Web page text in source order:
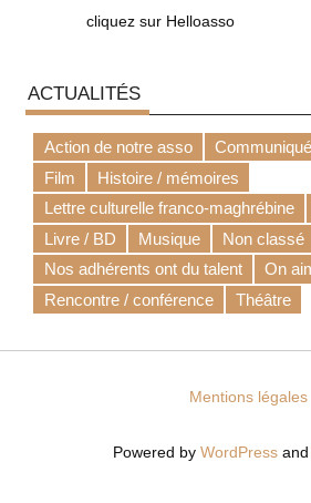
cliquez sur Helloasso
ACTUALITÉS
Action de notre asso
Film
Histoire / mémoires
Lettre culturelle franco-maghrébine
Livre / BD
Musique
Non classé
Nos adhérents ont du talent
On
Rencontre / conférence
Théâtre
Mentions légales
Powered by WordPressand